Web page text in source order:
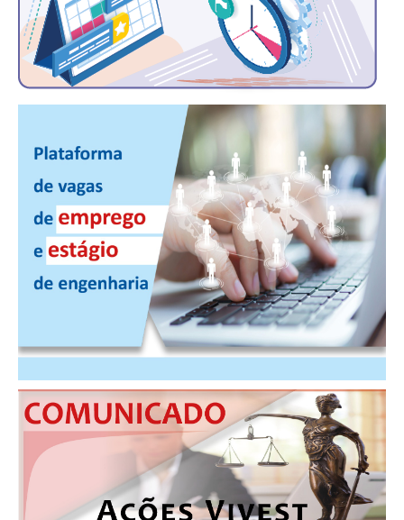
LEI 5.194/1966 – REGULAMENTAÇÃO DA PROFISSÃO
LEI 6.496/1977 – ART
RES 1.002/2002 – CÓDIGO DE ÉTICA
PISO SALARIAL
FIQUE POR DENTRO
OPORTUNIDADES
APRESENTAÇÃO
CARREIRA
AUTÔNOMOS E SERVIÇOS
NEWSLETTER
GUIA DAS ENGENHARIAS